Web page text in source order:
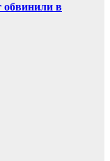
обвинили в